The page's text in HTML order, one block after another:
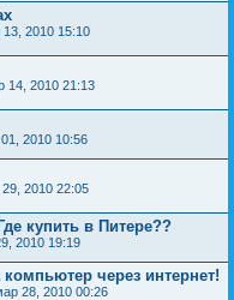
13, 2010 15:10
14, 2010 21:13
2010 10:56
2010 22:05
купить в Питере??
2010 19:19
через интернет!
28, 2010 00:26